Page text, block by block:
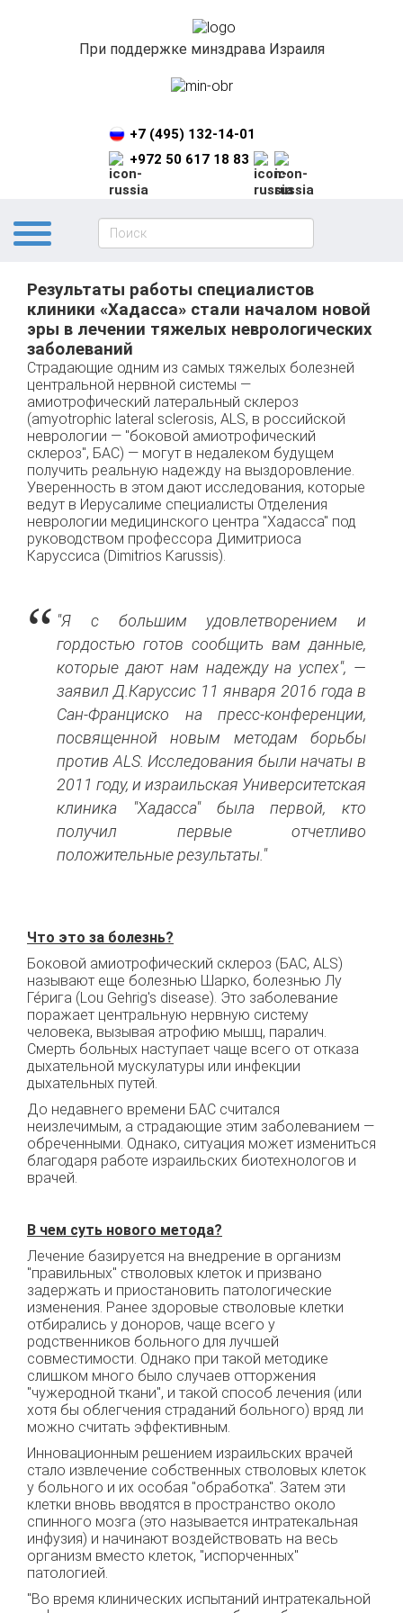
При поддержке минздрава Израиля
+7 (495) 132-14-01
+972 50 617 18 83
Результаты работы специалистов
клиники «Хадасса» стали началом новой
эры в лечении тяжелых неврологических
заболеваний
Страдающие одним из самых тяжелых болезней
центральной нервной системы —
амиотрофический латеральный склероз
(amyotrophic lateral sclerosis, ALS, в российской
неврологии — "боковой амиотрофический
склероз", БАС) — могут в недалеком будущем
получить реальную надежду на выздоровление.
Уверенность в этом дают исследования, которые
ведут в Иерусалиме специалисты Отделения
неврологии медицинского центра "Хадасса" под
руководством профессора Димитриоса
Каруссиса (Dimitrios Karussis).
"Я с большим удовлетворением и
гордостью готов сообщить вам данные,
которые дают нам надежду на успех", —
заявил Д.Каруссис 11 января 2016 года в
Сан-Франциско на пресс-конференции,
посвященной новым методам борьбы
против ALS. Исследования были начаты в
2011 году, и израильская Университетская
клиника "Хадасса" была первой, кто
получил первые отчетливо
положительные результаты."
Что это за болезнь?
Боковой амиотрофический склероз (БАС, ALS)
называют еще болезнью Шарко, болезнью Лу
Ге́рига (Lou Gehrig's disease). Это заболевание
поражает центральную нервную систему
человека, вызывая атрофию мышц, паралич.
Смерть больных наступает чаще всего от отказа
дыхательной мускулатуры или инфекции
дыхательных путей.
До недавнего времени БАС считался
неизлечимым, а страдающие этим заболеванием —
обреченными. Однако, ситуация может измениться
благодаря работе израильских биотехнологов и
врачей.
В чем суть нового метода?
Лечение базируется на внедрение в организм
"правильных" стволовых клеток и призвано
задержать и приостановить патологические
изменения. Ранее здоровые стволовые клетки
отбирались у доноров, чаще всего у
родственников больного для лучшей
совместимости. Однако при такой методике
слишком много было случаев отторжения
"чужеродной ткани", и такой способ лечения (или
хотя бы облегчения страданий больного) вряд ли
можно считать эффективным.
Инновационным решением израильских врачей
стало извлечение собственных стволовых клеток
у больного и их особая "обработка". Затем эти
клетки вновь вводятся в пространство около
спинного мозга (это называется интратекальная
инфузия) и начинают воздействовать на весь
организм вместо клеток, "испорченных"
патологией.
"Во время клинических испытаний интратекальной